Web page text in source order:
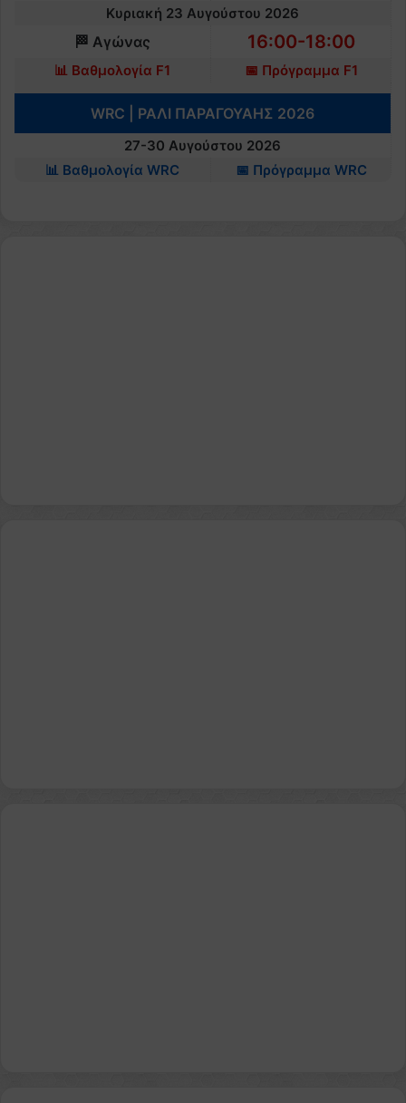
Κυριακή 23 Αυγούστου 2026
🏁 Αγώνας 16:00-18:00
📊 Βαθμολογία F1 📅 Πρόγραμμα F1
WRC | ΡΑΛΙ ΠΑΡΑΓΟΥΑΗΣ 2026
27-30 Αυγούστου 2026
📊 Βαθμολογία WRC
📅 Πρόγραμμα WRC